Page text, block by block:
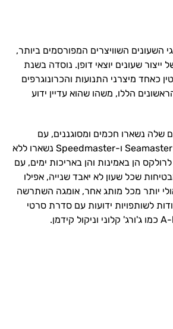
השעונים השוויצרים המפורסמים ביותר,
ייצור שעונים יוצאי דופן. נוסדה בשנת
כאחד מיצרני התנועות והכרונוגרפים
הללו, משהו שהוא עדיין ידוע
שלה נשארו חכמים ומסוגננים, עם
עיצובים קלאסיים כמו Seamaster ו-Speedmaster נשארו ללא
הן באמינות והן באריכות ימים, עם
שכל שעון לא יאבד שנייה, אפילו
יותר מכל מותג אחר, אומגה השתרשה
לשותפויות ידועות עם סדרת סרטי